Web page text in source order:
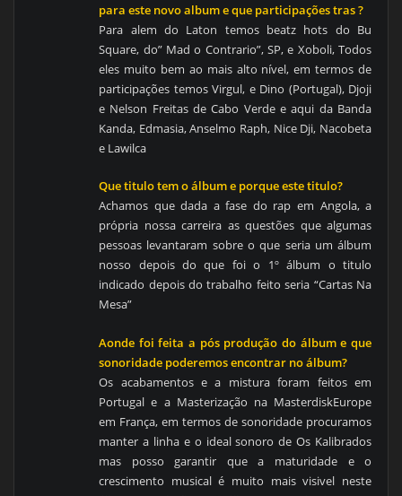
para este novo album e que participações tras ?
Para alem do Laton temos beatz hots do Bu
Square, do” Mad o Contrario”, SP, e Xoboli, Todos
eles muito bem ao mais alto nível, em termos de
participações temos Virgul, e Dino (Portugal), Djoji
e Nelson Freitas de Cabo Verde e aqui da Banda
Kanda, Edmasia, Anselmo Raph, Nice Dji, Nacobeta
e Lawilca
Que titulo tem o álbum e porque este titulo?
Achamos que dada a fase do rap em Angola, a
própria nossa carreira as questões que algumas
pessoas levantaram sobre o que seria um álbum
nosso depois do que foi o 1º álbum o titulo
indicado depois do trabalho feito seria “Cartas Na
Mesa”
Aonde foi feita a pós produção do álbum e que
sonoridade poderemos encontrar no álbum?
Os acabamentos e a mistura foram feitos em
Portugal e a Masterização na MasterdiskEurope
em França, em termos de sonoridade procuramos
manter a linha e o ideal sonoro de Os Kalibrados
mas posso garantir que a maturidade e o
crescimento musical é muito mais visivel neste